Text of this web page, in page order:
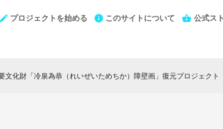
プロジェクトを始める このサイトについて 公式ス
文化財「冷泉為恭（れいぜいためちか）障壁画」復元プロジェクト